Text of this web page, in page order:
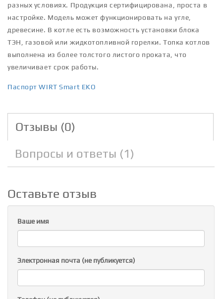
разных условиях. Продукция сертифицирована, проста в
настройке. Модель может функционировать на угле,
древесине. В котле есть возможность установки блока
ТЭН, газовой или жидкотопливной горелки. Топка котлов
выполнена из более толстого листого проката, что
увеличивает срок работы.
Паспорт WIRT Smart EKO
Отзывы (0)
Вопросы и ответы (1)
Оставьте отзыв
Ваше имя
Электронная почта (не публикуется)